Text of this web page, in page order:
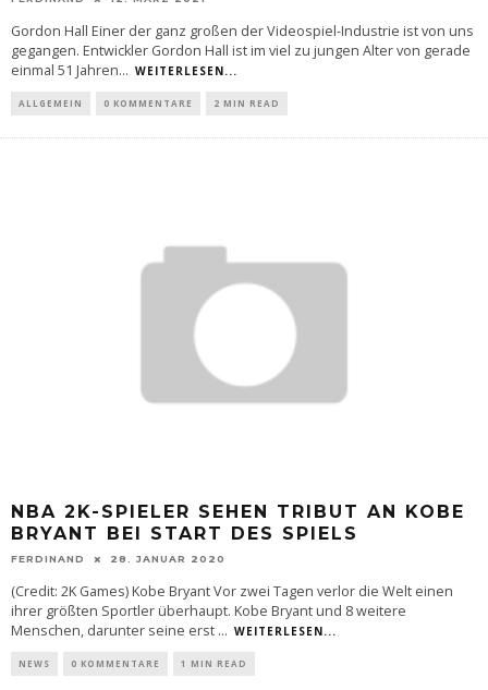
Gordon Hall Einer der ganz großen der Videospiel-Industrie ist von uns
gegangen. Entwickler Gordon Hall ist im viel zu jungen Alter von gerade
einmal 51 Jahren... WEITERLESEN...
ALLGEMEIN 0 KOMMENTARE 2 MIN READ
NBA 2K-SPIELER SEHEN TRIBUT AN KOBE
BRYANT BEI START DES SPIELS
FERDINAND 28. JANUAR 2020
(Credit: 2K Games) Kobe Bryant Vor zwei Tagen verlor die Welt einen
ihrer größten Sportler überhaupt. Kobe Bryant und 8 weitere
Menschen, darunter seine erst ... WEITERLESEN...
NEWS 0 KOMMENTARE 1 MIN READ